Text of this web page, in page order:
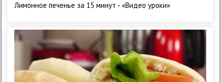
Лимонное печенье за 15 минут - «Видео уроки»